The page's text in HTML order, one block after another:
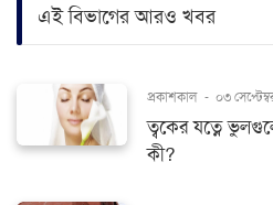
এই বিভাগের আরও খবর
প্রকাশকাল - ০৩
ত্বকের যত্নে
কী?